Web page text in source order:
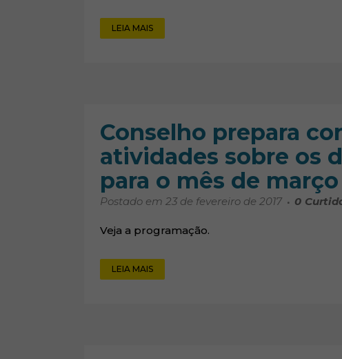
LEIA MAIS
Conselho prepara
atividades sobre os
para o mês de março
Postado em 23 de fevereiro de 2017 0
Veja a programação.
LEIA MAIS